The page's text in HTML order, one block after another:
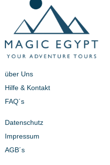
über Uns
Hilfe & Kontakt
FAQ´s
Datenschutz
Impressum
AGB´s